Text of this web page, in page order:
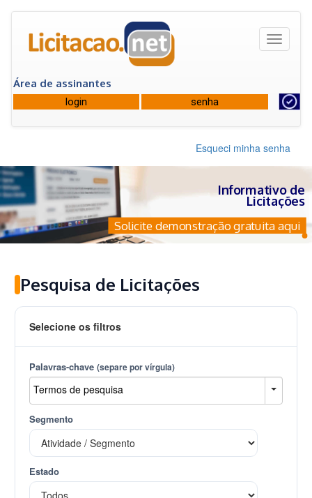
Toggle
Área de assinantes
Esqueci minha senha
Informativo de
Licitações
Solicite demonstração gratuita aqui
Pesquisa de Licitações
Selecione os filtros
Palavras-chave (separe por vírgula)
Segmento
Estado